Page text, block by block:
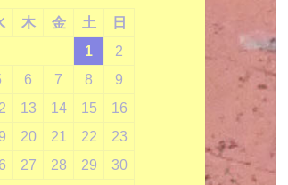
木 金 土
日
1
2
6 7 8
9
13 14 15
16
20 21 22
23
27 28 29
30